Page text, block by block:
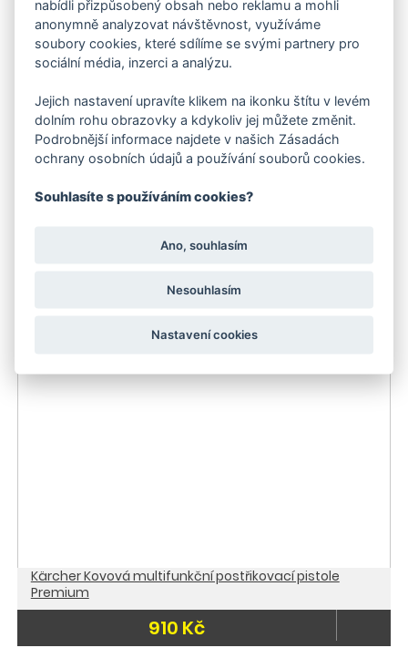
Kärcher Zahradní Hadice Performance Plus (3/4 - 50
m)
3 025 Kč
Kärcher Kovová multifunkční postřikovací pistole
Premium
910 Kč
nabídli přizpůsobený obsah nebo reklamu a mohli
anonymně analyzovat návštěvnost, využíváme
soubory cookies, které sdílíme se svými partnery pro
sociální média, inzerci a analýzu.
Jejich nastavení upravíte klikem na ikonku štítu v levém
dolním rohu obrazovky a kdykoliv jej můžete změnit.
Podrobnější informace najdete v našich Zásadách
ochrany osobních údajů a používání souborů cookies.
Souhlasíte s používáním cookies?
Ano, souhlasím
Nesouhlasím
Nastavení cookies